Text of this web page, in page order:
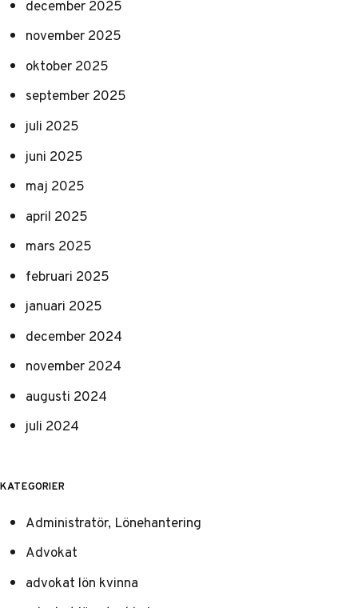
december 2025
november 2025
oktober 2025
september 2025
juli 2025
juni 2025
maj 2025
april 2025
mars 2025
februari 2025
januari 2025
december 2024
november 2024
augusti 2024
juli 2024
KATEGORIER
Administratör, Lönehantering
Advokat
advokat lön kvinna